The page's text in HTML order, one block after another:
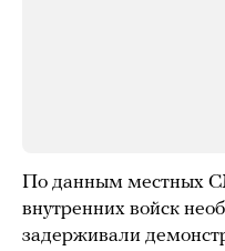
По данным местных
внутренних войск
задерживали